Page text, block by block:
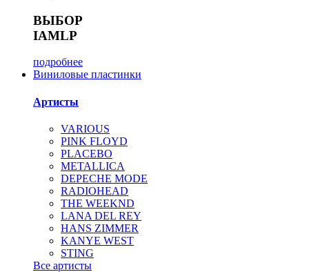
ВЫБОР
IAMLP
подробнее
Виниловые пластинки
Артисты
VARIOUS
PINK FLOYD
PLACEBO
METALLICA
DEPECHE MODE
RADIOHEAD
THE WEEKND
LANA DEL REY
HANS ZIMMER
KANYE WEST
STING
Все артисты